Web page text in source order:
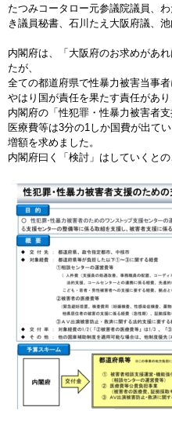
たつみコータロー元参議院議員、
き議員秘書、石川たえ大阪府議、池
内閣府は、「大阪府のお求めがあ
たが、
全ての都道府県で性暴力被害当事
やはり国が責任を果たす責任があり
内閣府の「性犯罪・性暴力被害者
医療費等は3分の1しか国費が出て
増額を求めました。
内閣府曰く「検討」はしていくとの